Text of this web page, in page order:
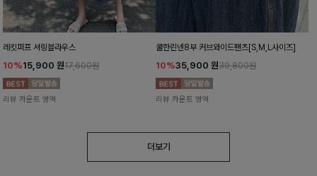
레킷퍼프 셔링블라우스
10%15,900 원17,600원
리뷰 카운트 영역
쿨한린넨8부 커브와이드팬츠[S,M,L사이즈]
10%35,900 원39,800원
리뷰 카운트 영역
더보기